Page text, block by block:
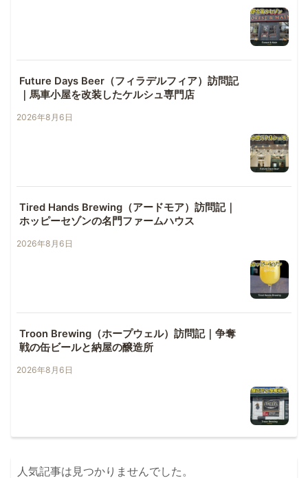
Future Days Beer（フィラデルフィア）訪問記
｜馬車小屋を改装したケルシュ専門店
2026年8月6日
Tired Hands Brewing（アードモア）訪問記｜
ホッピーセゾンの名門ファームハウス
2026年8月6日
Troon Brewing（ホープウェル）訪問記｜争奪
戦の缶ビールと納屋の醸造所
2026年8月6日
人気記事は見つかりませんでした。